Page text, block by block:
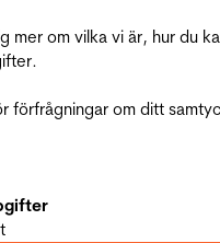
mer om vilka vi är, hur du
förfrågningar om ditt